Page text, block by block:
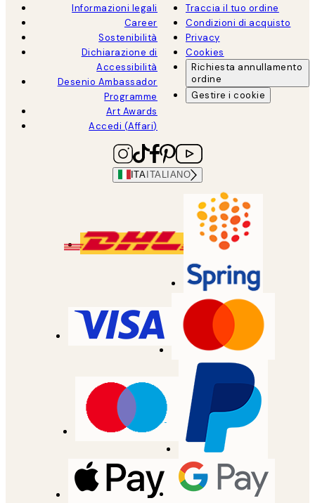
Informazioni legali
Career
Sostenibilità
Dichiarazione di
Accessibilità
Desenio Ambassador
Programme
Art Awards
Accedi (Affari)
Traccia il tuo ordine
Condizioni di acquisto
Privacy
Cookies
Richiesta annullamento
ordine
Gestire i cookie
ITA ITALIANO